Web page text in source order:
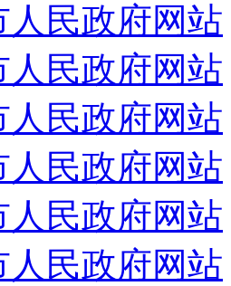
人民政府网站
人民政府网站
人民政府网站
人民政府网站
人民政府网站
人民政府网站